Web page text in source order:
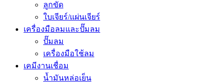
ลูกขัด
ใบเจียร์/แผ่นเจียร์
เครื่องมือลมและปั๊มลม
ปั๊มลม
เครื่องมือใช้ลม
เคมีงานเชื่อม
น้ำมันหล่อเย็น